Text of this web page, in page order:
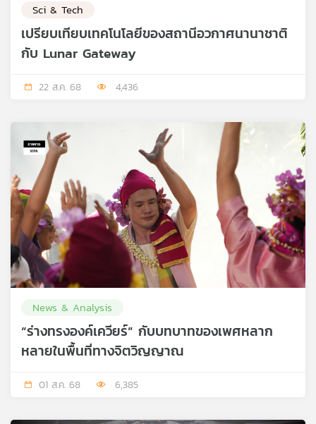
Sci & Tech
เปรียบเทียบเทคโนโลยีของสถานีอวกาศนานาชาติ
กับ Lunar Gateway
22 ส.ค. 68 4,436
News & Analysis
“ร่างทรงองค์เควียร์” กับบทบาทของเพศหลาก
หลายในพื้นที่ทางจิตวิญญาณ
01 ส.ค. 68 6,385